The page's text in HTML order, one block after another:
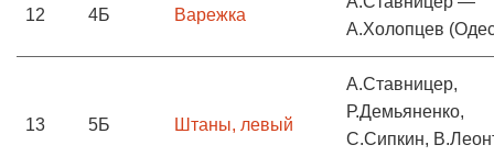
12 4Б Варежка
А.Холопцев
13 5Б Штаны, левый
А.Ставницер,
Р.Демьяненко,
С.Сипкин,